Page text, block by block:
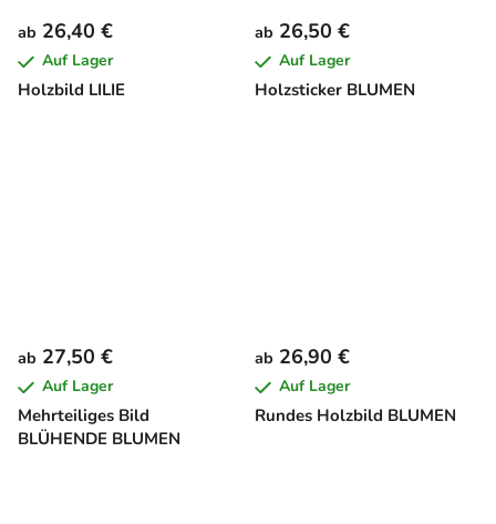
Holzbild LILIE
ab 26,40 €
Auf Lager
Holzsticker BLUMEN
ab 26,50 €
Auf Lager
Mehrteiliges Bild
BLÜHENDE BLUMEN
ab 27,50 €
Auf Lager
Rundes Holzbild BLUMEN
ab 26,90 €
Auf Lager